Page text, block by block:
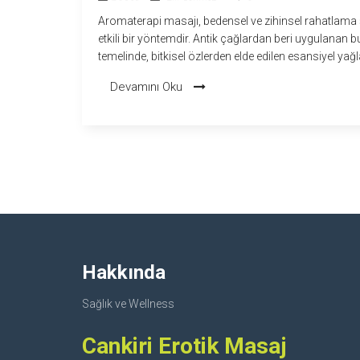
Aromaterapi masajı, bedensel ve zihinsel
etkili bir yöntemdir. Antik çağlardan beri uygulanan
temelinde, bitkisel özlerden elde edilen esansiyel
uygulanışı ve dikkat edilmesi gerekenler hakkında bilgi
Devamını Oku
Hakkında
Sağlık ve Wellness
Cankiri Erotik Masaj